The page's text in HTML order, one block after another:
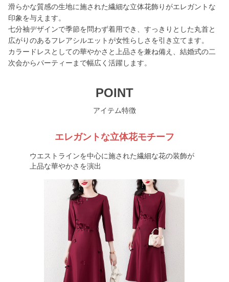
滑らかな質感の生地に施された繊細な立体花飾りがエレガントな
印象を与えます。
七分袖デザインで季節を問わず着用でき、すっきりとした丸首と
広がりのあるフレアシルエットが女性らしさを引き立てます。
カラードレスとしての華やかさと上品さを兼ね備え、結婚式の二
次会からパーティーまで幅広く活躍します。
POINT
アイテム特徴
エレガントな立体花モチーフ
ウエストラインを中心に施された繊細な花の装飾が
上品な華やかさを演出